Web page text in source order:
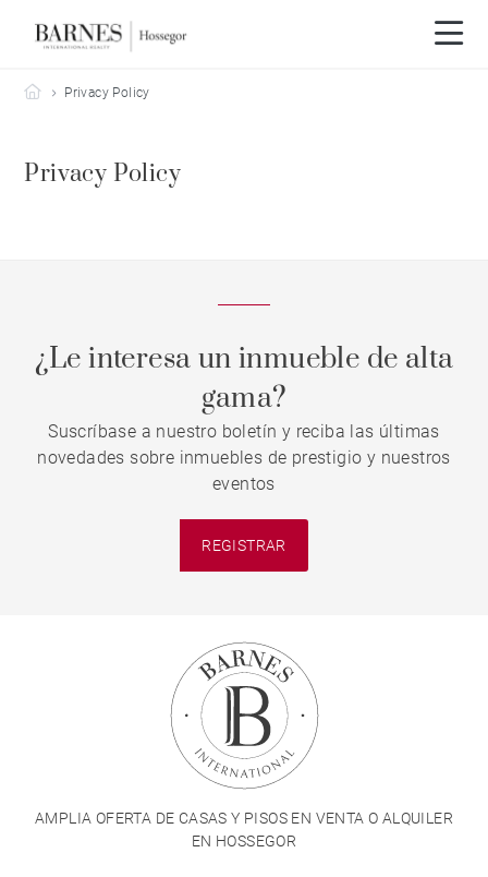
Barnes Hossegor
Privacy Policy
Privacy Policy
¿Le interesa un inmueble de alta
gama?
Suscríbase a nuestro boletín y reciba las últimas
novedades sobre inmuebles de prestigio y nuestros
eventos
REGISTRAR
AMPLIA OFERTA DE CASAS Y PISOS EN VENTA O ALQUILER
EN HOSSEGOR